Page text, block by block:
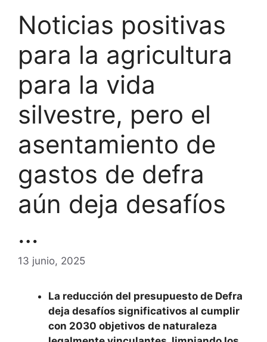
Noticias positivas
para la agricultura
para la vida
silvestre, pero el
asentamiento de
gastos de defra
aún deja desafíos
…
13 junio, 2025
La reducción del presupuesto de Defra
deja desafíos significativos al cumplir
con 2030 objetivos de naturaleza